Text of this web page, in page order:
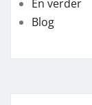
En verder
Blog